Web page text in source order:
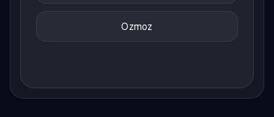
Ozmoz